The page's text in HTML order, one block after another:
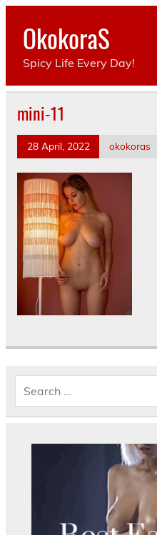
Skip
contentOkokoraS
Spicy Life Every Day!
mini-11
28 April, 2022 okokoras